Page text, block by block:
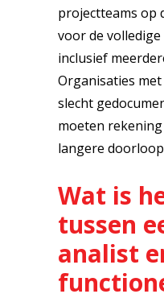
projectteams op
voor de
inclusief
Organisaties
slecht
moeten
langere
Wat is
tussen
analist